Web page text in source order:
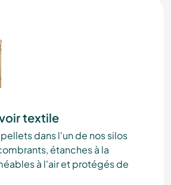
textile
dans l'un de nos silos
étanches à la
à l'air et protégés de